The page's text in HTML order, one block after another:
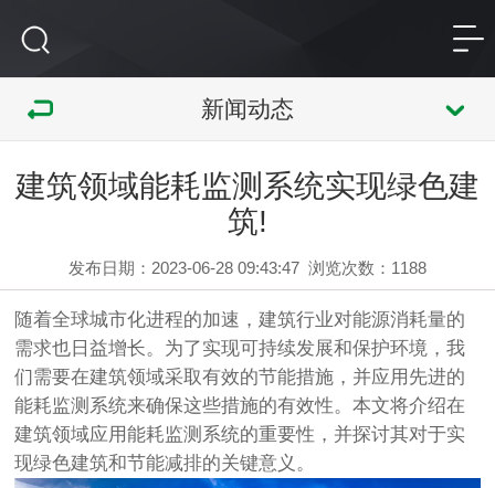
新闻动态
建筑领域能耗监测系统实现绿色建
筑!
发布日期：2023-06-28 09:43:47 浏览次数： 1188
随着全球城市化进程的加速，建筑行业对能源消耗量的
需求也日益增长。为了实现可持续发展和保护环境，我
们需要在建筑领域采取有效的节能措施，并应用先进的
能耗监测系统来确保这些措施的有效性。本文将介绍在
建筑领域应用能耗监测系统的重要性，并探讨其对于实
现绿色建筑和节能减排的关键意义。